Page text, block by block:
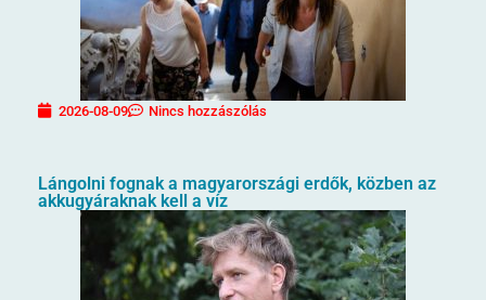
2026-08-09 Nincs hozzászólás
Lángolni fognak a magyarországi erdők, közben az
akkugyáraknak kell a víz